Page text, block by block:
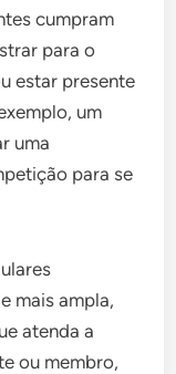
cumpram
para o
estar presente
um
uma
para se
mais ampla,
atenda a
ou membro,